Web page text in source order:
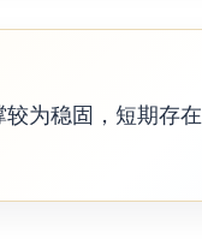
为稳固，短期存